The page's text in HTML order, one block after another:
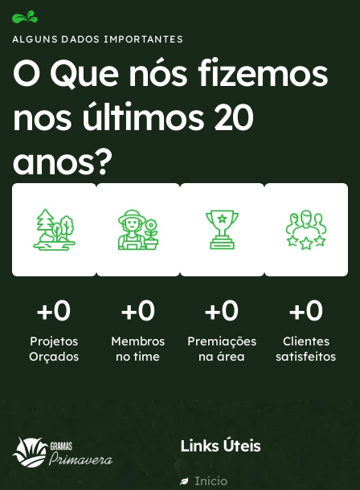
ALGUNS DADOS IMPORTANTES
O Que nós fizemos
nos últimos 20
anos?
+0
Projetos
Orçados
+0
Membros
no time
+0
Premiações
na área
+0
Clientes
satisfeitos
Links Úteis
Início